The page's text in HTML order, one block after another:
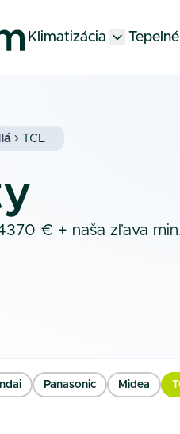
Klimatizácia
TCL
€ + naša zľava
Panasonic Midea